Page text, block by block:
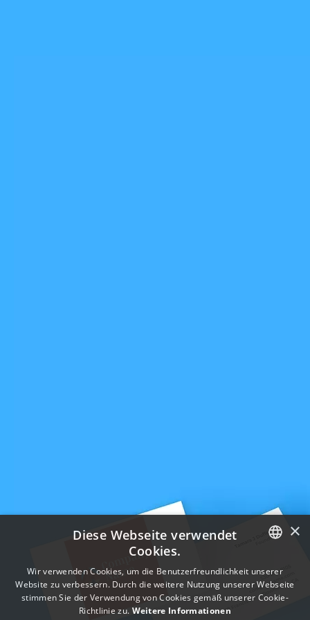
ENGLISH
FRENCH
×
Diese Webseite verwendet
Cookies.
Wir verwenden Cookies, um die Benutzerfreundlichkeit unserer
Website zu verbessern. Durch die weitere Nutzung unserer Webseite
stimmen Sie der Verwendung von Cookies gemäß unserer Cookie-
Richtlinie zu. Weitere Informationen